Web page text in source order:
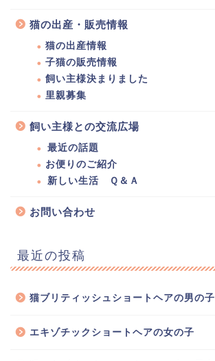
猫の出産・販売情報
猫の出産情報
子猫の販売情報
飼い主様決まりました
里親募集
飼い主様との交流広場
最近の話題
お便りのご紹介
新しい生活 Ｑ＆Ａ
お問い合わせ
最近の投稿
猫ブリティッシュショートヘアの男の子
エキゾチックショートヘアの女の子